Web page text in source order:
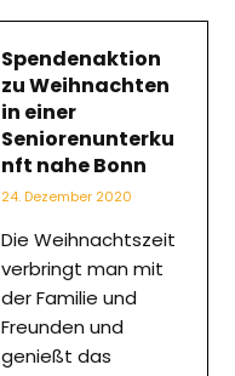
Spendenaktion
zu Weihnachten
in einer
Seniorenunterku
nft nahe Bonn
24. Dezember 2020
Die Weihnachtszeit
verbringt man mit
der Familie und
Freunden und
genießt das